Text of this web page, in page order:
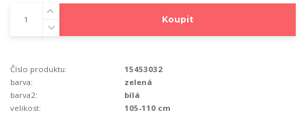
Koupit
Číslo produktu:
15453032
barva:
zelená
barva2:
bílá
velikost:
105-110 cm